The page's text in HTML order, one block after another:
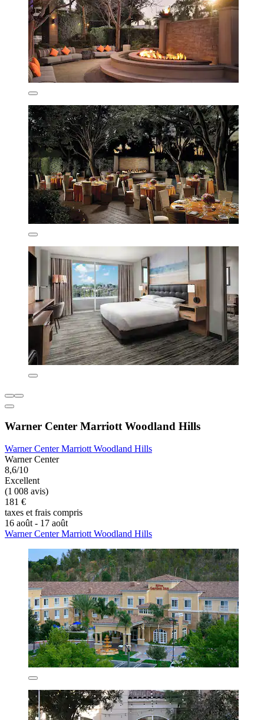
Warner Center Marriott Woodland Hills
Warner Center Marriott Woodland Hills
Warner Center
8,6/10
Excellent
(1 008 avis)
181 €
taxes et frais compris
16 août - 17 août
Warner Center Marriott Woodland Hills